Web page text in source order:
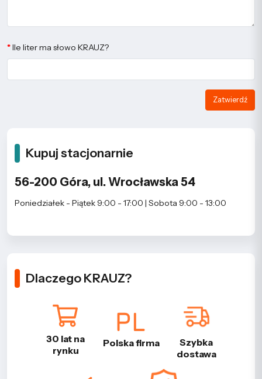
Ile liter ma słowo KRAUZ?
Zatwierdź
Kupuj stacjonarnie
56-200 Góra, ul. Wrocławska 54
Poniedziałek - Piątek 9:00 - 17:00 | Sobota 9:00 - 13:00
Dlaczego KRAUZ?
30 lat na
rynku
Polska firma
Szybka
dostawa